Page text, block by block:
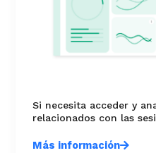
Si necesita acceder y
relacionados con las
Más información